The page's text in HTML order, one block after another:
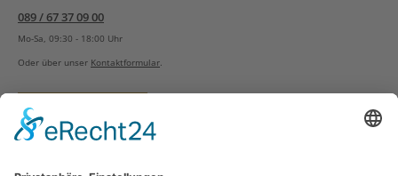
089 / 67 37 09 00
Mo-Sa, 09:30 - 18:00 Uhr
Oder über unser Kontaktformular.
Vertrag widerrufen